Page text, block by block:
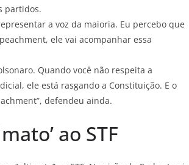
partidos.
a voz da maioria. Eu percebo que
ele vai acompanhar essa
Quando você não respeita a
ele está rasgando a Constituição. E o
defendeu ainda.
ao STF